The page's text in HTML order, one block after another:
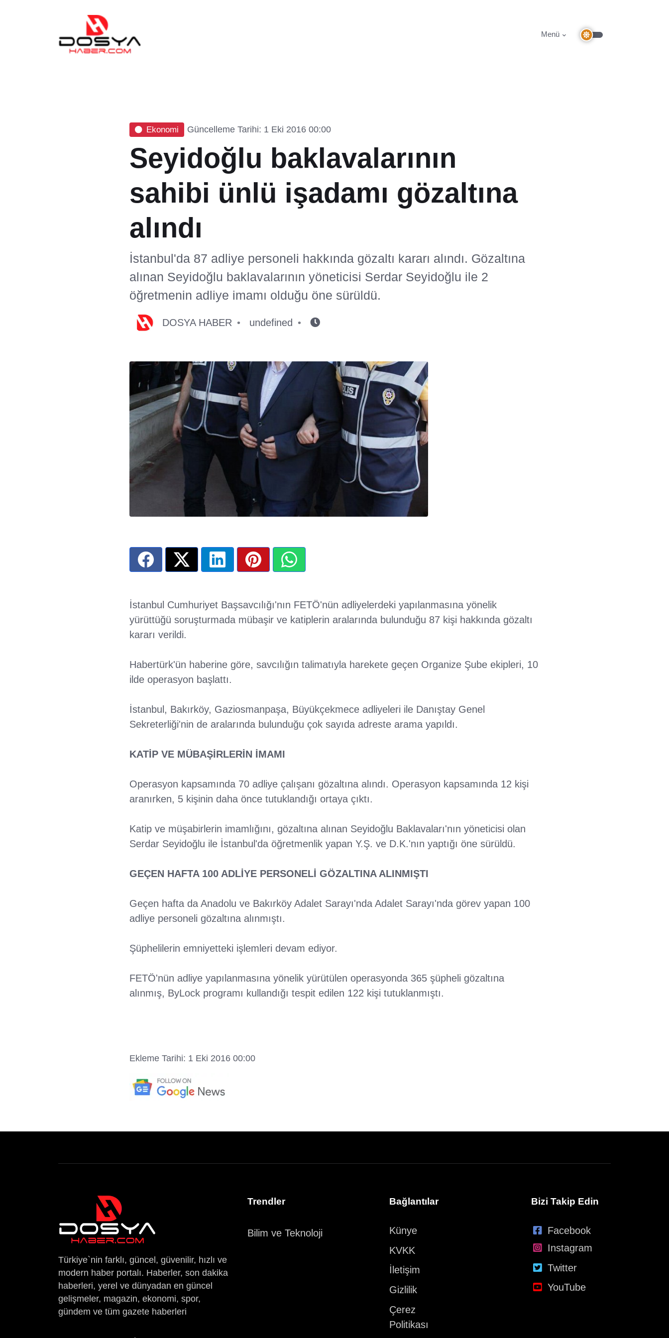
Menü
Ekonomi Güncelleme Tarihi: 1 Eki 2016 00:00
Seyidoğlu baklavalarının
sahibi ünlü işadamı gözaltına
alındı
İstanbul'da 87 adliye personeli hakkında gözaltı kararı alındı. Gözaltına
alınan Seyidoğlu baklavalarının yöneticisi Serdar Seyidoğlu ile 2
öğretmenin adliye imamı olduğu öne sürüldü.
DOSYA HABER undefined
İstanbul Cumhuriyet Başsavcılığı'nın FETÖ'nün adliyelerdeki yapılanmasına yönelik
yürüttüğü soruşturmada mübaşir ve katiplerin aralarında bulunduğu 87 kişi hakkında gözaltı
kararı verildi.
Habertürk'ün haberine göre, savcılığın talimatıyla harekete geçen Organize Şube ekipleri, 10
ilde operasyon başlattı.
İstanbul, Bakırköy, Gaziosmanpaşa, Büyükçekmece adliyeleri ile Danıştay Genel
Sekreterliği'nin de aralarında bulunduğu çok sayıda adreste arama yapıldı.
KATİP VE MÜBAŞİRLERİN İMAMI
Operasyon kapsamında 70 adliye çalışanı gözaltına alındı. Operasyon kapsamında 12 kişi
aranırken, 5 kişinin daha önce tutuklandığı ortaya çıktı.
Katip ve müşabirlerin imamlığını, gözaltına alınan Seyidoğlu Baklavaları'nın yöneticisi olan
Serdar Seyidoğlu ile İstanbul'da öğretmenlik yapan Y.Ş. ve D.K.'nın yaptığı öne sürüldü.
GEÇEN HAFTA 100 ADLİYE PERSONELİ GÖZALTINA ALINMIŞTI
Geçen hafta da Anadolu ve Bakırköy Adalet Sarayı'nda Adalet Sarayı'nda görev yapan 100
adliye personeli gözaltına alınmıştı.
Şüphelilerin emniyetteki işlemleri devam ediyor.
FETÖ'nün adliye yapılanmasına yönelik yürütülen operasyonda 365 şüpheli gözaltına
alınmış, ByLock programı kullandığı tespit edilen 122 kişi tutuklanmıştı.
Ekleme Tarihi: 1 Eki 2016 00:00
Türkiye`nin farklı, güncel, güvenilir, hızlı ve
modern haber portalı. Haberler, son dakika
haberleri, yerel ve dünyadan en güncel
gelişmeler, magazin, ekonomi, spor,
gündem ve tüm gazete haberleri
Trendler
Bilim ve Teknoloji
Bağlantılar
Künye
KVKK
İletişim
Gizlilik
Çerez
Politikası
Bizi Takip Edin
Facebook
Instagram
Twitter
YouTube